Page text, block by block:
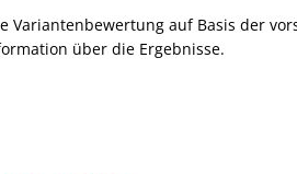
Variantenbewertung auf Basis der
über die Ergebnisse.